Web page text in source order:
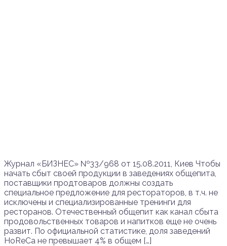
Журнал «БИЗНЕС» №33/968 от 15.08.2011, Киев Чтобы
начать сбыт своей продукции в заведениях общепита,
поставщики продтоваров должны создать
специальное предложение для рестораторов, в т.ч. не
исключены и специализированные тренинги для
ресторанов. Отечественный общепит как канал сбыта
продовольственных товаров и напитков еще не очень
развит. По официальной статистике, доля заведений
HoReCa не превышает 4% в общем […]